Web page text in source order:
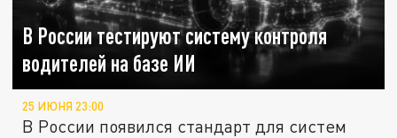
В России тестируют систему контроля
водителей на базе ИИ
25 ИЮНЯ 23:00
В России появился стандарт для систем